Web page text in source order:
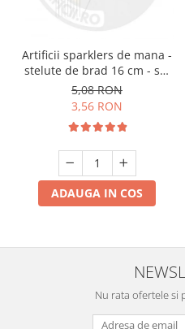
Artificii sparklers de mana -
stelute de brad 16 cm - set
10 buc
5,08 RON
3,56 RON
ADAUGA IN COS
Nu rata ofertele si